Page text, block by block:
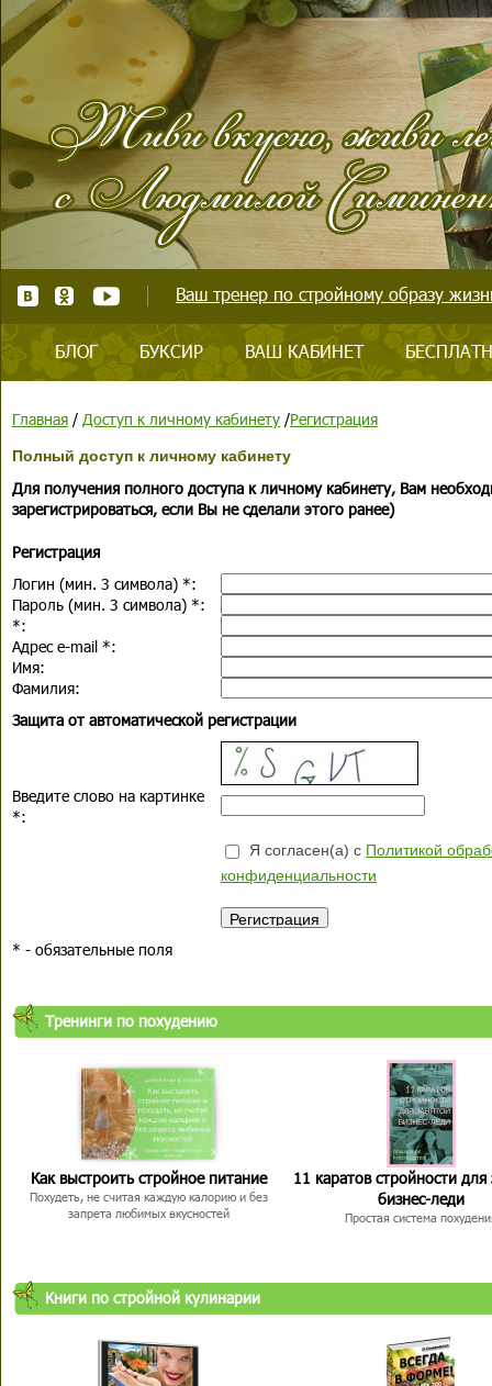
Ваш тренер по стройному образу
БЛОГ БУКСИР ВАШ КАБИНЕТ
Главная / Доступ к личному кабинету /Регистрация
Полный доступ к личному кабинету
Для получения полного доступа к личному кабинету, Вам
зарегистрироваться, если Вы не сделали этого ранее)
Регистрация
Логин (мин. 3 символа) *:
Пароль (мин. 3 символа) *:
*:
Адрес e-mail *:
Имя:
Фамилия:
Защита от автоматической регистрации
Введите слово на картинке
*:
Я согласен(а) с Политикой
конфиденциальности
* - обязательные поля
Тренинги по похудению
Как выстроить стройное питание
Похудеть, не считая каждую калорию и без
запрета любимых вкусностей
11 каратов стройности для
бизнес-леди
Простая система
Книги по стройной кулинарии